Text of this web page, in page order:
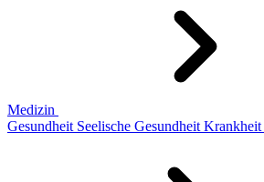
Medizin
Gesundheit Seelische Gesundheit Krankheit